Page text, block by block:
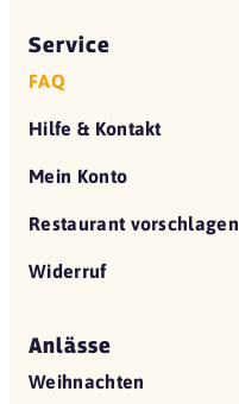
Service
FAQ
Hilfe & Kontakt
Mein Konto
Restaurant vorschlagen
Widerruf
Anlässe
Weihnachten